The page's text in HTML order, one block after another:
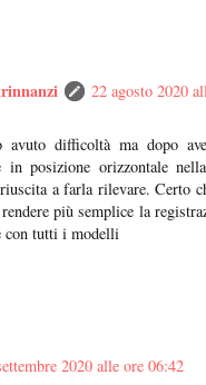
22 agosto 2020
avuto difficoltà ma dopo
in posizione orizzontale
a farla rilevare. Certo
più semplice la
con tutti i modelli
2020 alle ore 06:42